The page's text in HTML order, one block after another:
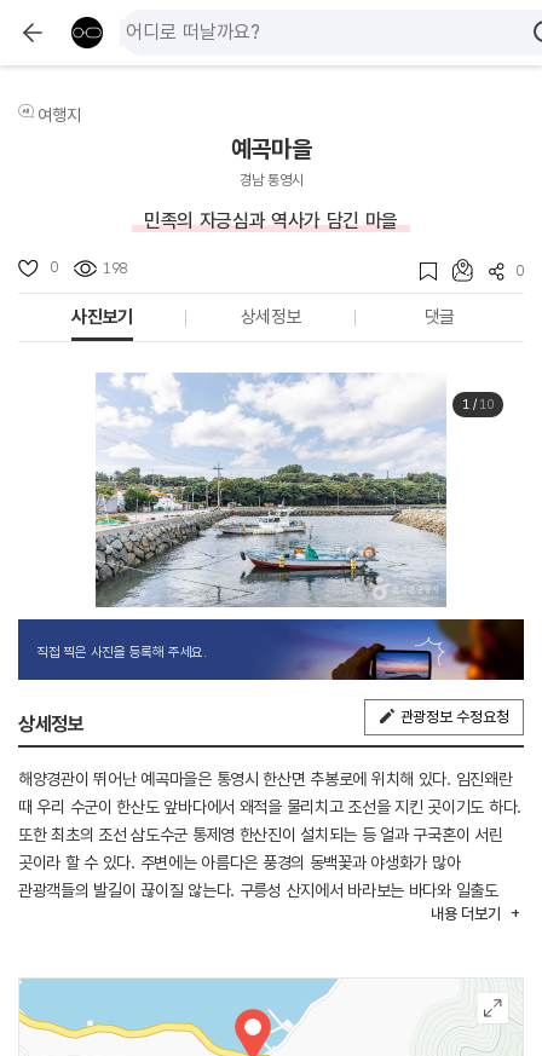
여행지
예곡마을
경남 통영시
민족의 자긍심과 역사가 담긴 마을
0 198 0
사진보기 상세정보 댓글
1/ 10
직접 찍은 사진을 등록해 주세요.
상세정보 관광정보 수정요청
해양경관이 뛰어난 예곡마을은 통영시 한산면 추봉로에 위치해 있다. 임진왜란
때 우리 수군이 한산도 앞바다에서 왜적을 물리치고 조선을 지킨 곳이기도 하다.
또한 최초의 조선 삼도수군 통제영 한산진이 설치되는 등 얼과 구국혼이 서린
곳이라 할 수 있다. 주변에는 아름다은 풍경의 동백꽃과 야생화가 많아
관광객들의 발길이 끊이질 않는다. 구릉성 산지에서 바라보는 바다와 일출도
빼어나다. 고동 잡기, 바지락 캐기 등 갯벌체험을 비롯해 어촌체험이 가능하다.
(출처 : 통영관광 홈페이지)
내용 더보기